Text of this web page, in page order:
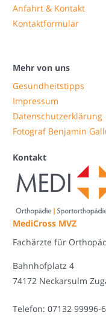
Anfahrt & Kontakt
Kontaktformular
Mehr von uns
Gesundheitstipps
Impressum
Datenschutzerklärung
Fotograf Benjamin
Kontakt
MediCross MVZ
Fachärzte für
Bahnhofplatz 4
74172 Neckarsulm
Telefon: 07132 99996-6